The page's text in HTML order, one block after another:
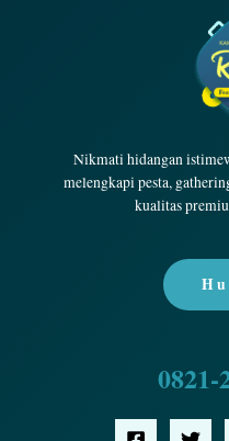
Nikmati hidangan
melengkapi pesta,
kualitas
H u
0821-